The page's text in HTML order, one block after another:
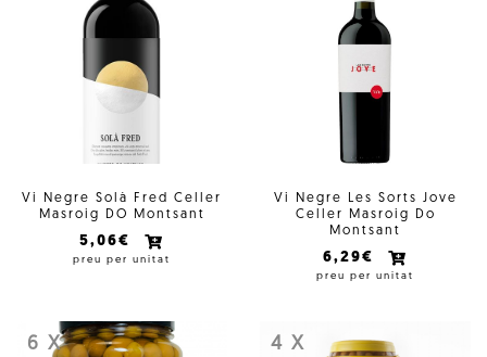
Vi Negre Solà Fred Celler
Masroig DO Montsant
5,06€
preu per unitat
Vi Negre Les Sorts Jove
Celler Masroig Do
Montsant
6,29€
preu per unitat
6 X 4 X